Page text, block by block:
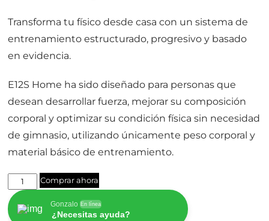
Transforma tu físico desde casa con un sistema de
entrenamiento estructurado, progresivo y basado
en evidencia.
E12S Home ha sido diseñado para personas que
desean desarrollar fuerza, mejorar su composición
corporal y optimizar su condición física sin necesidad
de gimnasio, utilizando únicamente peso corporal y
material básico de entrenamiento.
E12S
Home
-
Comprar ahora
Gonzalo En línea
¿Necesitas ayuda?